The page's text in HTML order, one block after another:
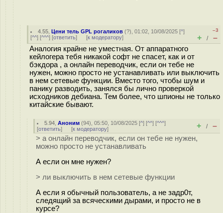
4.55 ,Цени тель GPL рогаликов (?), 01:02, 10/08/2025 [^]
[^^] [^^^] [ответить] [к модератору]
–3
+ / –
Аналогия крайне не уместная. От аппаратного
кейлогера тебя никакой софт не спасет, как и от
бэкдора , а онлайн переводчик, если он тебе не
нужен, можно просто не устанавливать или выключить
в нем сетевые функции. Вместо того, чтобы шум и
панику разводить, занялся бы лично проверкой
исходников дебиана. Тем более, что шпионы не только
китайские бывают.
5.94 ,Аноним (94), 05:50, 10/08/2025 [^] [^^] [^^^]
[ответить] [к модератору] + / –
> а онлайн переводчик, если он тебе не нужен,
можно просто не устанавливать
А если он мне нужен?
> ли выключить в нем сетевые функции
А если я обычный пользователь, а не задр0т,
следящий за всяческими дырами, и просто не в
курсе?